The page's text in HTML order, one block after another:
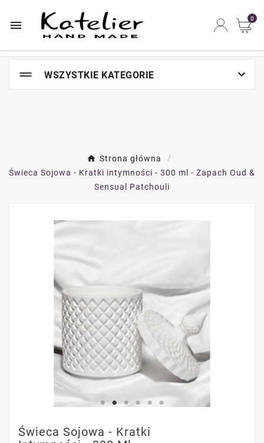
Najszybsze na świecie miejsce zakupów online
 0
WSZYSTKIE KATEGORIE 
Strona główna
Świeca Sojowa - Kratki intymności - 300 ml - Zapach Oud &
Sensual Patchouli
Świeca Sojowa - Kratki